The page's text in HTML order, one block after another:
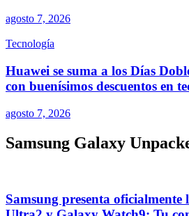
agosto 7, 2026
Tecnología
Huawei se suma a los Días
con buenísimos descuentos en
agosto 7, 2026
Samsung Galaxy
Samsung presenta oficialmente